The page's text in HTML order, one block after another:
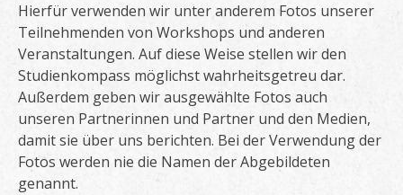
Hierfür verwenden wir unter anderem Fotos unserer
Teilnehmenden von Workshops und anderen
Veranstaltungen. Auf diese Weise stellen wir den
Studienkompass möglichst wahrheitsgetreu dar.
Außerdem geben wir ausgewählte Fotos auch
unseren Partnerinnen und Partner und den Medien,
damit sie über uns berichten. Bei der Verwendung der
Fotos werden nie die Namen der Abgebildeten
genannt.